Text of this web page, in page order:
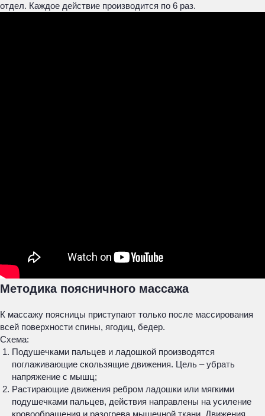
отдел. Каждое действие производится по 6 раз.
Методика поясничного массажа
К массажу поясницы приступают только после массирования
всей поверхности спины, ягодиц, бедер.
Схема:
Подушечками пальцев и ладошкой производятся
поглаживающие скользящие движения. Цель – убрать
напряжение с мышц;
Растирающие движения ребром ладошки или мягкими
подушечками пальцев, действия направлены на усиление
кровообращения и разогрева мышечной ткани. Движения